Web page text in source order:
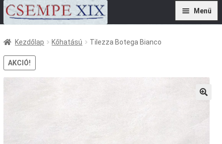
Ugrás
Kilépés
Menü
Szolgáltatások
Referenciák
Kezdőlap Kőhatású Tilezza Botega Bianco
AKCIÓ!